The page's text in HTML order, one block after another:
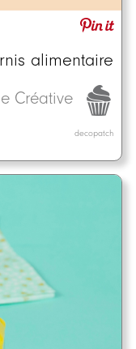
alimentaire
Créative
decopatch